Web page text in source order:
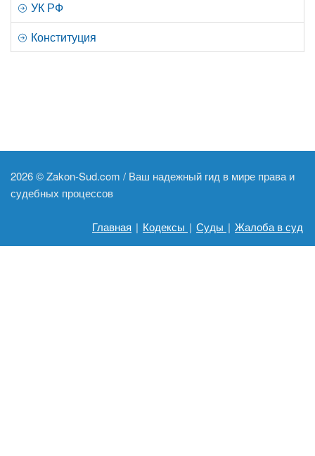
УК РФ
Конституция
2026 ©Zakon-Sud.com / Ваш надежный гид в мире права и
судебных процессов
Главная | Кодексы | Суды | Жалоба в суд